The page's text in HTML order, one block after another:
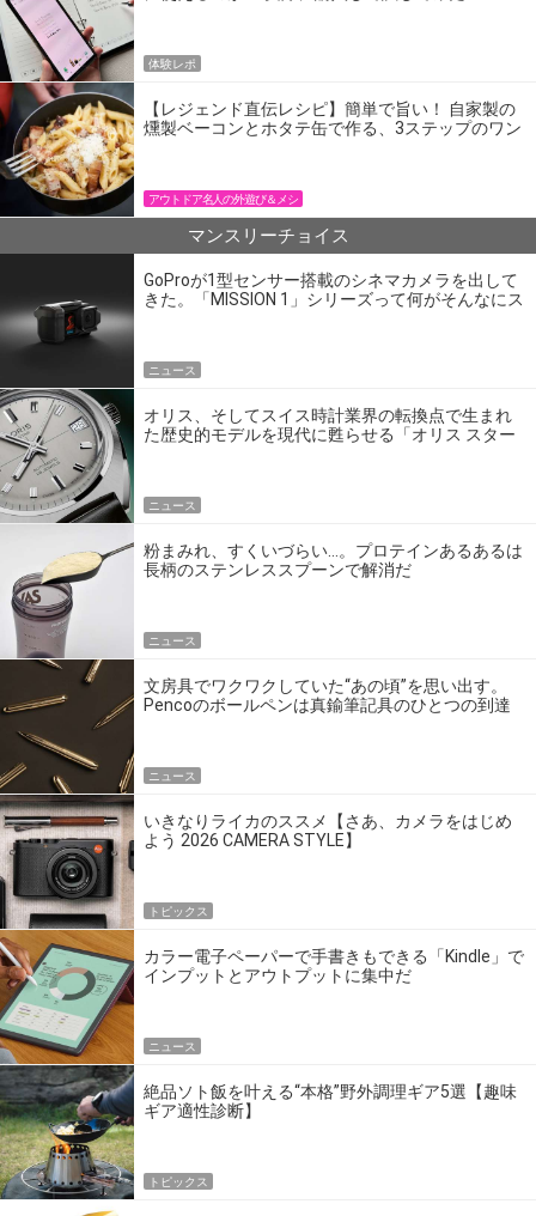
体験レポ
【レジェンド直伝レシピ】簡単で旨い！ 自家製の
燻製ベーコンとホタテ缶で作る、3ステップのワン
アウトドア名人の外遊び＆メシ
マンスリーチョイス
GoProが1型センサー搭載のシネマカメラを出して
きた。「MISSION 1」シリーズって何がそんなにス
ニュース
オリス、そしてスイス時計業界の転換点で生まれ
た歴史的モデルを現代に甦らせる「オリス スター
ニュース
粉まみれ、すくいづらい…。プロテインあるあるは
長柄のステンレススプーンで解消だ
ニュース
文房具でワクワクしていた“あの頃”を思い出す。
Pencoのボールペンは真鍮筆記具のひとつの到達
ニュース
いきなりライカのススメ【さあ、カメラをはじめ
よう 2026 CAMERA STYLE】
トピックス
カラー電子ペーパーで手書きもできる「Kindle」で
インプットとアウトプットに集中だ
ニュース
絶品ソト飯を叶える“本格”野外調理ギア5選【趣味
ギア適性診断】
トピックス